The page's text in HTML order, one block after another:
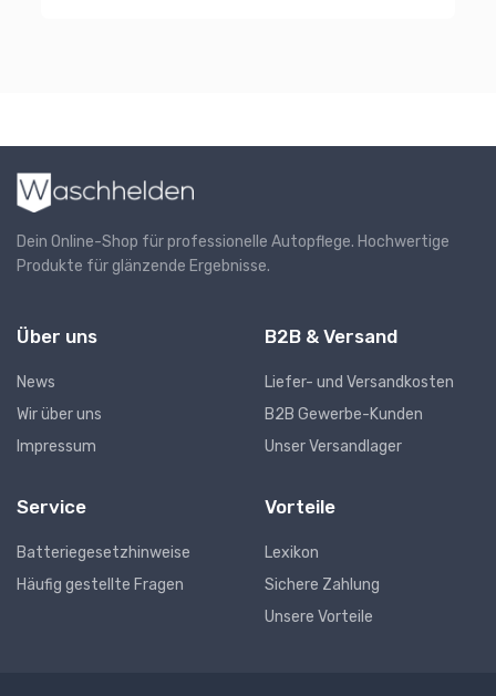
Dein Online-Shop für professionelle Autopflege. Hochwertige
Produkte für glänzende Ergebnisse.
Über uns
News
Wir über uns
Impressum
B2B & Versand
Liefer- und Versandkosten
B2B Gewerbe-Kunden
Unser Versandlager
Service
Batteriegesetzhinweise
Häufig gestellte Fragen
Vorteile
Lexikon
Sichere Zahlung
Unsere Vorteile